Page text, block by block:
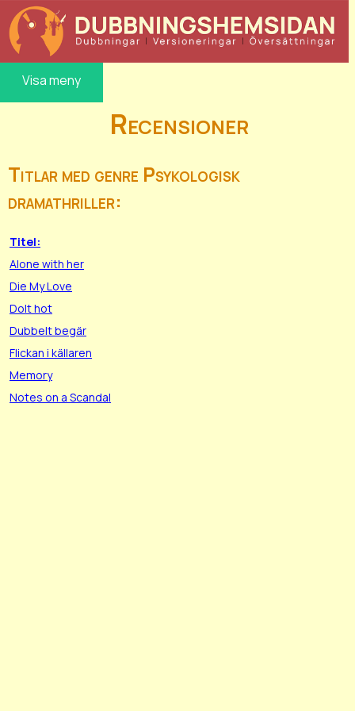
Visa meny
Recensioner
Titlar med genre Psykologisk
dramathriller:
Titel:
Alone with her
Die My Love
Dolt hot
Dubbelt begär
Flickan i källaren
Memory
Notes on a Scandal